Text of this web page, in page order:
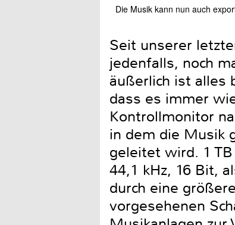
Die Musik kann nun auch
Seit unserer
jedenfalls, noch
äußerlich ist alles
dass es immer
Kontrollmonitor
in dem die Musik
geleitet wird. 1
44,1 kHz, 16 Bit,
durch eine
vorgesehenen